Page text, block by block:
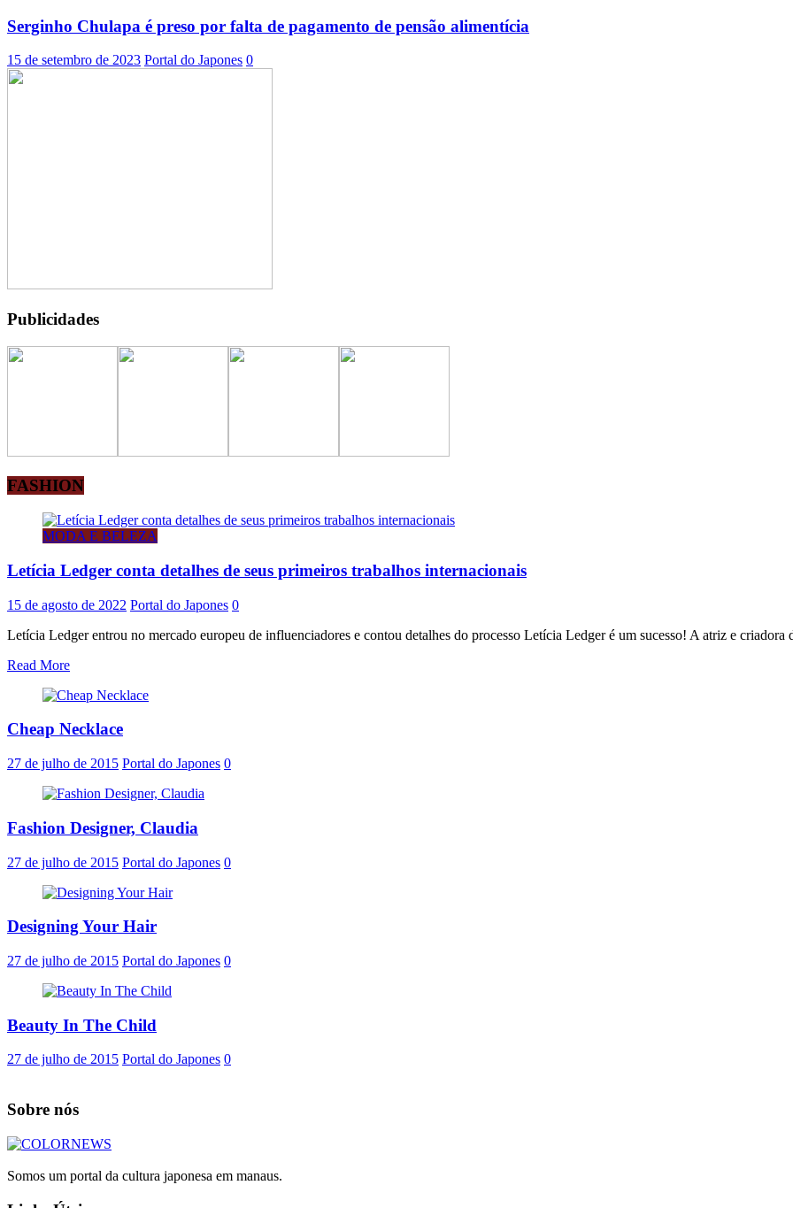
Serginho Chulapa é preso por falta de pagamento de pensão alimentícia
15 de setembro de 2023 Portal do Japones 0
Publicidades
FASHION
MODA E BELEZA
Letícia Ledger conta detalhes de seus primeiros trabalhos internacionais
15 de agosto de 2022 Portal do Japones 0
Letícia Ledger entrou no mercado europeu de influenciadores e contou detalhes do processo Letícia Ledger é um sucesso! A atriz e criadora
Read More
Cheap Necklace
27 de julho de 2015 Portal do Japones 0
Fashion Designer, Claudia
27 de julho de 2015 Portal do Japones 0
Designing Your Hair
27 de julho de 2015 Portal do Japones 0
Beauty In The Child
27 de julho de 2015 Portal do Japones 0
Sobre nós
Somos um portal da cultura japonesa em manaus.